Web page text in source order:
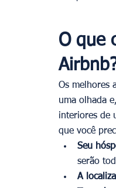
O que
Os melhores
uma olhada
interiores de
que você
Seu
serão
A